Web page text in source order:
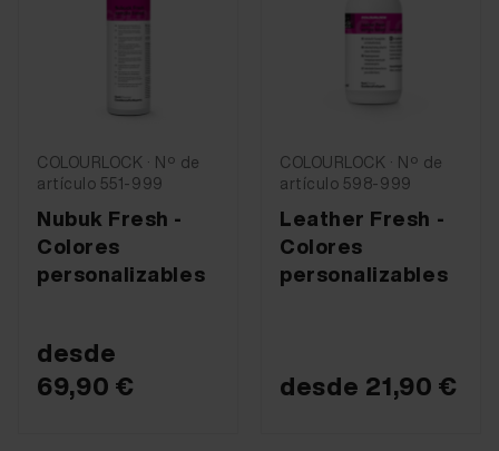
COLOURLOCK · Nº de
artículo 551-999
Nubuk Fresh -
Colores
personalizables
desde
69,90 €
COLOURLOCK · Nº de
artículo 598-999
Leather Fresh -
Colores
personalizables
desde 21,90 €